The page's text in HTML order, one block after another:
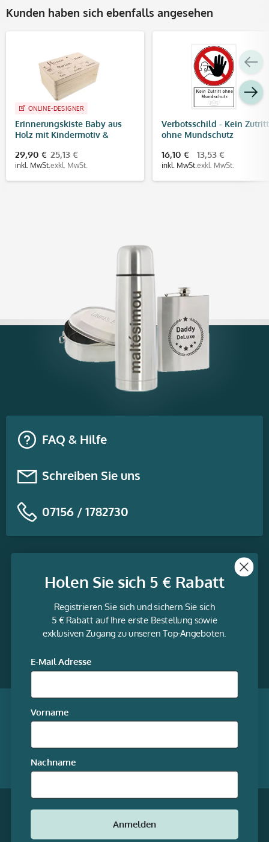
Kunden haben sich ebenfalls angesehen
ONLINE-DESIGNER
Erinnerungskiste Baby aus
Holz mit Kindermotiv &
29,90 €
inkl. MwSt.
25,13 €
exkl. MwSt.
Verbotsschild - Kein Zutritt
ohne Mundschutz
16,10 €
inkl. MwSt.
13,53 €
exkl. MwSt.
FAQ & Hilfe
Schreiben Sie uns
07156 / 1782730
Informationen
media
Facebook
Qualität garantiert
Unsere Online-Shops
* Alle Preise inkl. gesetzl. Mehrwertsteuer zzgl.
© stempel-fabrik.de – Alle Rechte
vorbehalten.
Holen Sie sich 5 € Rabatt
Registrieren Sie sich und sichern Sie sich
5 € Rabatt auf Ihre erste Bestellung sowie
exklusiven Zugang zu unseren Top-Angeboten.
E-Mail Adresse
Vorname
Nachname
Anmelden